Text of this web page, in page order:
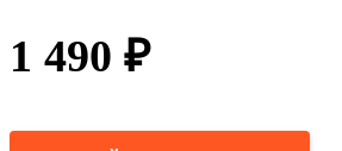
1 490 ₽